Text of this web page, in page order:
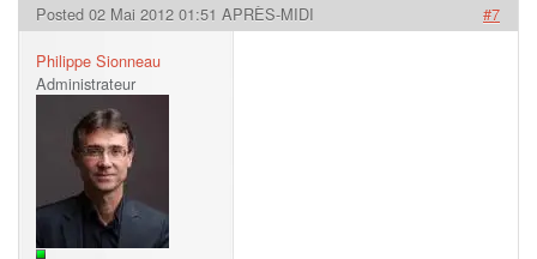
Posted 02 Mai 2012 01:51 APRÈS-MIDI #7
Philippe Sionneau
Administrateur